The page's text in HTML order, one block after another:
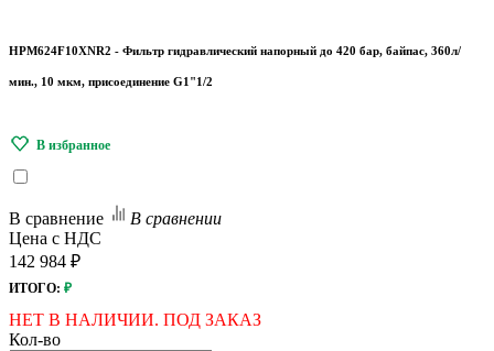
HPM624F10XNR2 - Фильтр гидравлический напорный до 420 бар, байпас, 360л/
мин., 10 мкм, присоединение G1"1/2
В сравнение
В сравнении
Цена с НДС
142 984 ₽
ИТОГО: ₽
НЕТ В НАЛИЧИИ. ПОД ЗАКАЗ
Кол-во